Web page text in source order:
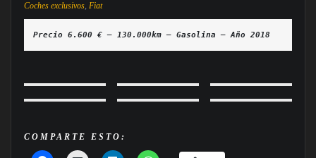
Coches exclusivos, Fiat
Precio 6.600 € — 130.000km — Gasolina — Año 2018
COMPARTE ESTO: